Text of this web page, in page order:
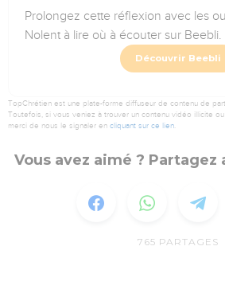
Prolongez cette réflexion avec les
Nolent à lire où à écouter sur Beebli.
Découvrir Beebli
TopChrétien est une plate-forme diffuseur de contenu de
Toutefois, si vous veniez à trouver un contenu vidéo illicite
merci de nous le signaler en cliquant sur ce lien.
Vous avez aimé ? Partagez
765 PARTAGES